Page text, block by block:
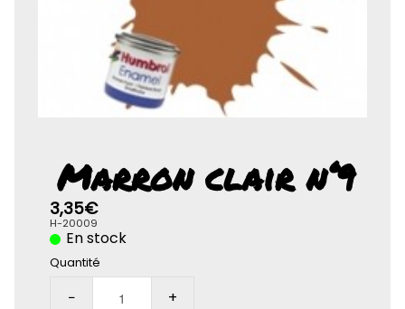
Radiocommande
Rolife-3D
Marron clair n°9
3,35€
H-20009
En stock
Quantité
− +